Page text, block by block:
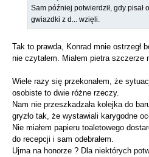
Sam później potwierdził, gdy pisał
gwiazdki z d... wzięli.
Tak to prawda, Konrad mnie ostrzegł
nie czytałem. Miałem pietra szczerze
Wiele razy się przekonałem, że
osobiste to dwie różne rzeczy.
Nam nie przeszkadzała kolejka do
gryzło tak, że wystawiali karygodne
Nie miałem papieru toaletowego
do recepcji i sam odebrałem.
Ujma na honorze ? Dla niektórych